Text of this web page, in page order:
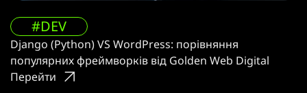
#DEV
Django (Python) VS WordPress: порівняння
популярних фреймворків від Golden Web Digital
Перейти